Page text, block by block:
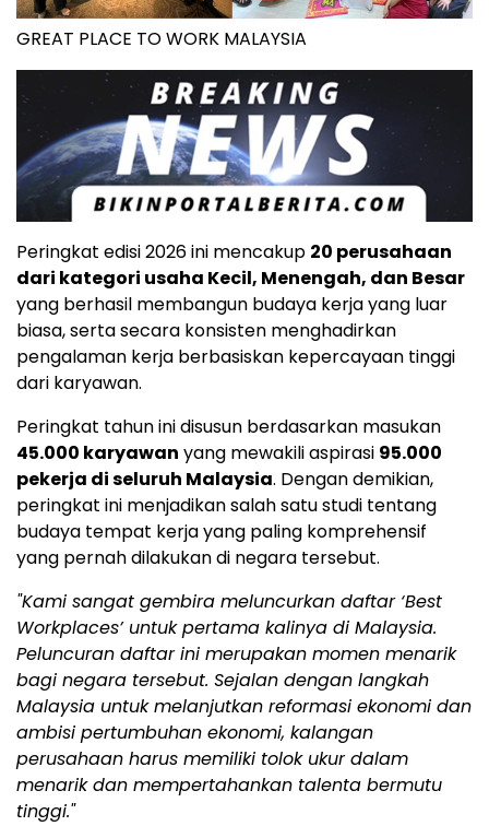
GREAT PLACE TO WORK MALAYSIA
Peringkat edisi 2026 ini mencakup 20 perusahaan
dari kategori usaha Kecil, Menengah, dan Besar
yang berhasil membangun budaya kerja yang luar
biasa, serta secara konsisten menghadirkan
pengalaman kerja berbasiskan kepercayaan tinggi
dari karyawan.
Peringkat tahun ini disusun berdasarkan masukan
45.000 karyawan yang mewakili aspirasi 95.000
pekerja di seluruh Malaysia. Dengan demikian,
peringkat ini menjadikan salah satu studi tentang
budaya tempat kerja yang paling komprehensif
yang pernah dilakukan di negara tersebut.
"Kami sangat gembira meluncurkan daftar ‘Best
Workplaces’ untuk pertama kalinya di Malaysia.
Peluncuran daftar ini merupakan momen menarik
bagi negara tersebut. Sejalan dengan langkah
Malaysia untuk melanjutkan reformasi ekonomi dan
ambisi pertumbuhan ekonomi, kalangan
perusahaan harus memiliki tolok ukur dalam
menarik dan mempertahankan talenta bermutu
tinggi."